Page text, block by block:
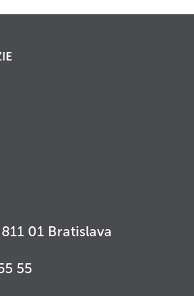
01 Bratislava
55